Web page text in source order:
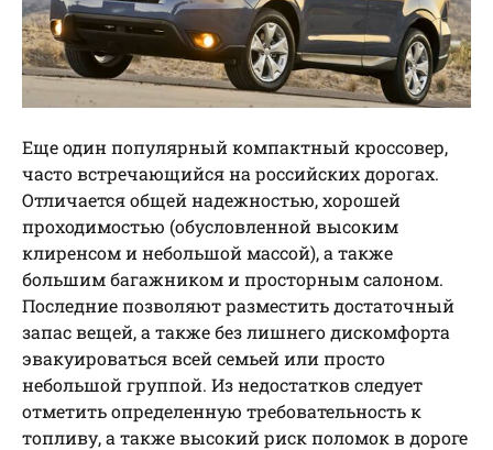
Еще один популярный компактный кроссовер,
часто встречающийся на российских дорогах.
Отличается общей надежностью, хорошей
проходимостью (обусловленной высоким
клиренсом и небольшой массой), а также
большим багажником и просторным салоном.
Последние позволяют разместить достаточный
запас вещей, а также без лишнего дискомфорта
эвакуироваться всей семьей или просто
небольшой группой. Из недостатков следует
отметить определенную требовательность к
топливу, а также высокий риск поломок в дороге